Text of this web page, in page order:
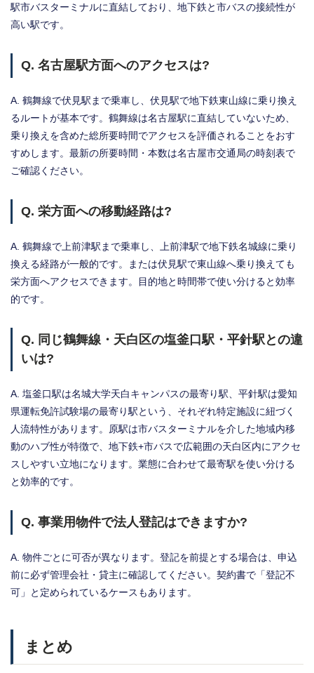
駅市バスターミナルに直結しており、地下鉄と市バスの接続性が
高い駅です。
Q. 名古屋駅方面へのアクセスは?
A. 鶴舞線で伏見駅まで乗車し、伏見駅で地下鉄東山線に乗り換え
るルートが基本です。鶴舞線は名古屋駅に直結していないため、
乗り換えを含めた総所要時間でアクセスを評価されることをおす
すめします。最新の所要時間・本数は名古屋市交通局の時刻表で
ご確認ください。
Q. 栄方面への移動経路は?
A. 鶴舞線で上前津駅まで乗車し、上前津駅で地下鉄名城線に乗り
換える経路が一般的です。または伏見駅で東山線へ乗り換えても
栄方面へアクセスできます。目的地と時間帯で使い分けると効率
的です。
Q. 同じ鶴舞線・天白区の塩釜口駅・平針駅との違
いは?
A. 塩釜口駅は名城大学天白キャンパスの最寄り駅、平針駅は愛知
県運転免許試験場の最寄り駅という、それぞれ特定施設に紐づく
人流特性があります。原駅は市バスターミナルを介した地域内移
動のハブ性が特徴で、地下鉄+市バスで広範囲の天白区内にアクセ
スしやすい立地になります。業態に合わせて最寄駅を使い分ける
と効率的です。
Q. 事業用物件で法人登記はできますか?
A. 物件ごとに可否が異なります。登記を前提とする場合は、申込
前に必ず管理会社・貸主に確認してください。契約書で「登記不
可」と定められているケースもあります。
まとめ